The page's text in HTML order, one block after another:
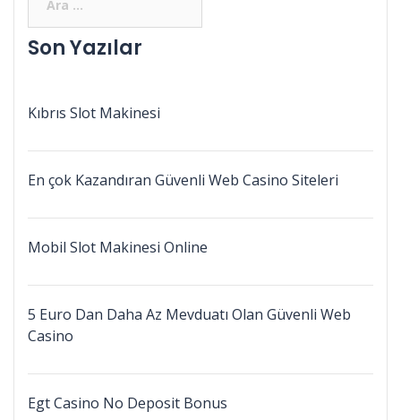
Son Yazılar
Kıbrıs Slot Makinesi
En çok Kazandıran Güvenli Web Casino Siteleri
Mobil Slot Makinesi Online
5 Euro Dan Daha Az Mevduatı Olan Güvenli Web
Casino
Egt Casino No Deposit Bonus